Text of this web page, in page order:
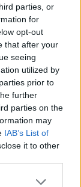
parties, or
for
opt-out
that after your
seeing
utilized by
prior to
further
parties on the
may
IAB’s List of
it to other
palieka